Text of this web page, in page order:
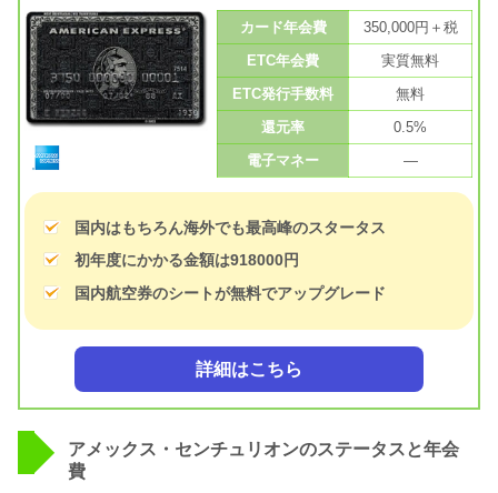
カード年会費
350,000円＋税
ETC年会費
実質無料
ETC発行手数料
無料
還元率
0.5%
電子マネー
—
国内はもちろん海外でも最高峰のスタータス
初年度にかかる金額は918000円
国内航空券のシートが無料でアップグレード
詳細はこちら
アメックス・センチュリオンのステータスと年会
費